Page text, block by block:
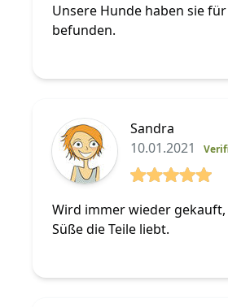
Unsere Hunde haben sie
befunden.
Sandra
10.01.2021
Wird immer wieder
Süße die Teile liebt.